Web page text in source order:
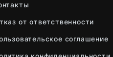
от ответственности
соглашение